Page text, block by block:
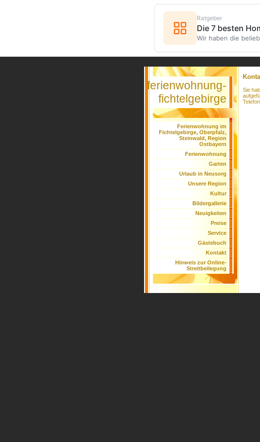
ferienwohnung-
fichtelgebirge
Ferienwohnung im
Fichtelgebirge, Oberpfalz,
Steinwald, Region
Ostbayern
Ferienwohnung
Garten
Urlaub in Neusorg
Unsere Region
Kultur
Bildergallerie
Neuigkeiten
Preise
Service
Gästebuch
Kontakt
Hinweis zur Online-
Streitbeilegung
Sie
Ratgeber
Die 7 besten
Wir haben die